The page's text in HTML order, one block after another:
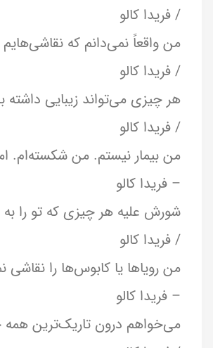
/ فریدا کالو
من واقعاً نمی‌دانم که
/ فریدا کالو
هر چیزی می‌تواند زیبایی
/ فریدا کالو
من بیمار نیستم. من شکسته‌ام.
– فریدا کالو
شورش علیه هر چیزی که تو را
/ فریدا کالو
من رویاها یا کابوس‌ها را
– فریدا کالو
می‌خواهم درون تاریک‌ترین همه